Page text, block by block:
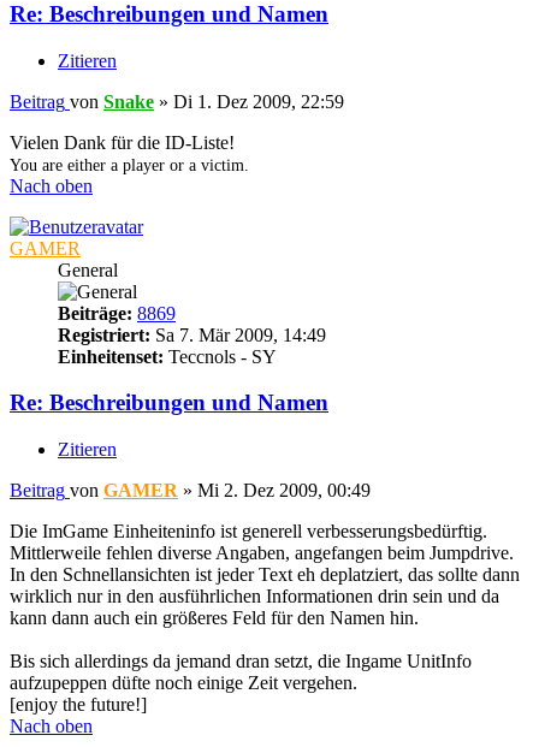
Re: Beschreibungen und Namen
Zitieren
Beitrag von Snake » Di 1. Dez 2009, 22:59
Vielen Dank für die ID-Liste!
You are either a player or a victim.
Nach oben
GAMER
General
Beiträge: 8869
Registriert: Sa 7. Mär 2009, 14:49
Einheitenset: Teccnols - SY
Re: Beschreibungen und Namen
Zitieren
Beitrag von GAMER » Mi 2. Dez 2009, 00:49
Die ImGame Einheiteninfo ist generell verbesserungsbedürftig.
Mittlerweile fehlen diverse Angaben, angefangen beim Jumpdrive.
In den Schnellansichten ist jeder Text eh deplatziert, das sollte dann
wirklich nur in den ausführlichen Informationen drin sein und da
kann dann auch ein größeres Feld für den Namen hin.
Bis sich allerdings da jemand dran setzt, die Ingame UnitInfo
aufzupeppen düfte noch einige Zeit vergehen.
[enjoy the future!]
Nach oben